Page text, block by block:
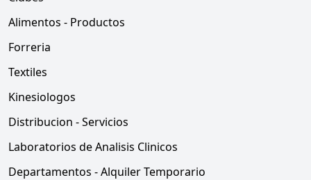
Alimentos - Productos
Forreria
Textiles
Kinesiologos
Distribucion - Servicios
Laboratorios de Analisis Clinicos
Departamentos - Alquiler Temporario